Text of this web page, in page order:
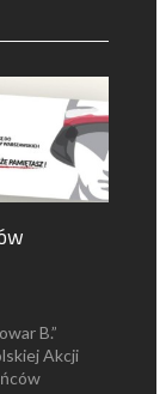
B.”
Akcji